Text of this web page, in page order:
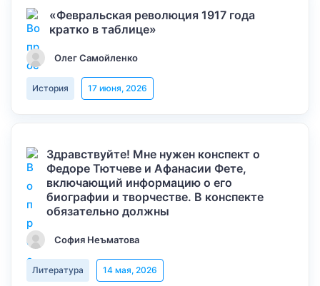
«Февральская революция 1917 года
кратко в таблице»
Олег Самойленко
История 17 июня, 2026
Здравствуйте! Мне нужен конспект о
Федоре Тютчеве и Афанасии Фете,
включающий информацию о его
биографии и творчестве. В конспекте
обязательно должны
София Неъматова
Литература 14 мая, 2026